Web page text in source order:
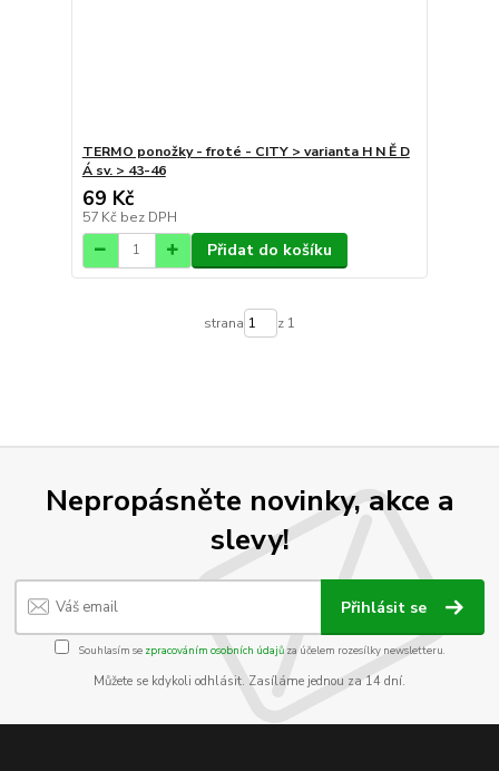
TERMO ponožky - froté - CITY > varianta H N Ě D
Á sv. > 43-46
69 Kč
57 Kč bez DPH
Přidat do košíku
strana z 1
Nepropásněte novinky, akce a
slevy!
Přihlásit se
Souhlasím se zpracováním osobních údajůza účelem rozesílky newsletteru.
Můžete se kdykoli odhlásit. Zasíláme jednou za 14 dní.